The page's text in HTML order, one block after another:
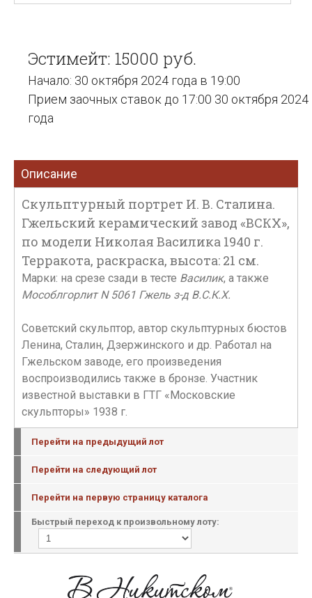
Эстимейт: 15000 руб.
Начало: 30 октября 2024 года в 19:00
Прием заочных ставок до 17:00 30 октября 2024
года
Описание
Скульптурный портрет И. В. Сталина.
Гжельский керамический завод «ВСКХ»,
по модели Николая Василика 1940 г.
Терракота, раскраска, высота: 21 см.
Марки: на срезе сзади в тесте Василик, а также
Мособлгорлит N 5061 Гжель з-д В.С.К.Х.
Советский скульптор, автор скульптурных бюстов
Ленина, Сталин, Дзержинского и др. Работал на
Гжельском заводе, его произведения
воспроизводились также в бронзе. Участник
известной выставки в ГТГ «Московские
скульпторы» 1938 г.
Перейти на предыдущий лот
Перейти на следующий лот
Перейти на первую страницу каталога
Быстрый переход к произвольному лоту: